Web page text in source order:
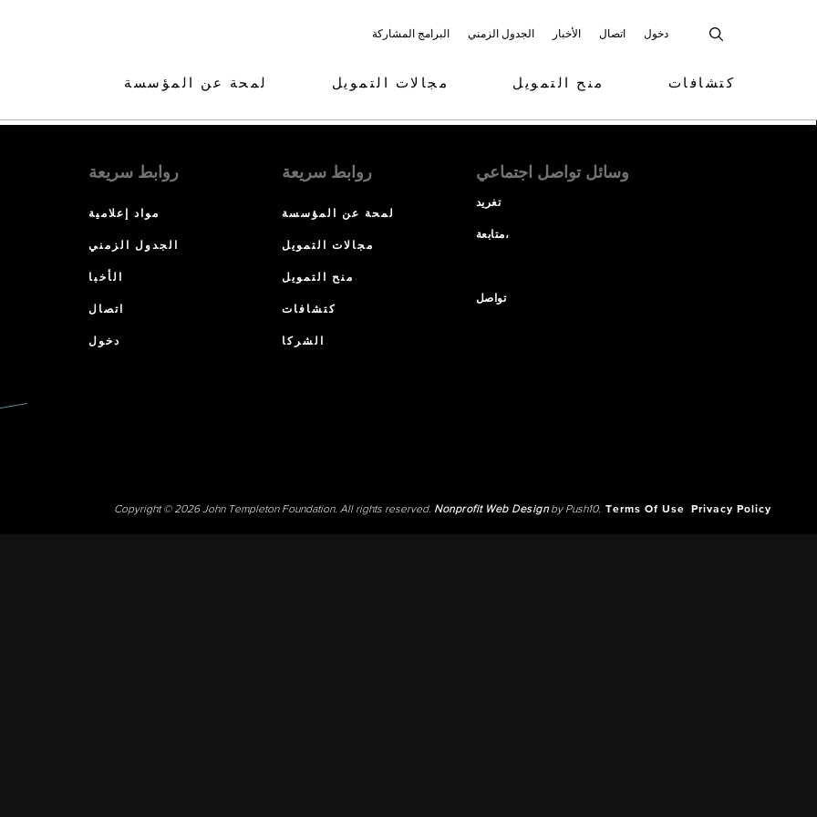
البرامج المشاركة الجدول الزمني الأخبار اتصال دخول
لمحة عن المؤسسة مجالات التمويل منح التمويل كتشافات
روابط سريعة
مواد إعلامية
الجدول الزمني
الأخبا
اتصال
دخول
روابط سريعة
لمحة عن المؤسسة
مجالات التمويل
منح التمويل
كتشافات
الشركا
وسائل تواصل اجتماعي
تغريد
متابعة،
تواصل
Copyright © 2026 John Templeton Foundation. All rights reserved. Nonprofit Web Designby Push10. Terms Of Use Privacy Policy